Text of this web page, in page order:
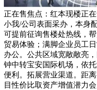
正在售焦点：红本现楼正
小我/公司表面采办，本身
可提前征询售楼处热线，
贸易体验；满脚企业员工
办公。公共区域宽敞敞亮
钟中转宝安国际机场，依
便利。拓展营业渠道。距
目性价比取资产增值潜力